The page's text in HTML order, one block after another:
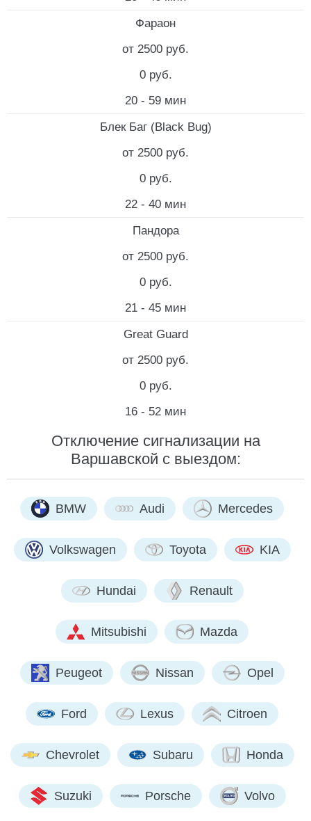
Фараон
от 2500 руб.
0 руб.
20 - 59 мин
Блек Баг (Black Bug)
от 2500 руб.
0 руб.
22 - 40 мин
Пандора
от 2500 руб.
0 руб.
21 - 45 мин
Great Guard
от 2500 руб.
0 руб.
16 - 52 мин
Отключение сигнализации на
Варшавской с выездом:
BMW Audi Mercedes
Volkswagen Toyota KIA
Hundai Renault
Mitsubishi Mazda
Peugeot Nissan Opel
Ford Lexus Citroen
Chevrolet Subaru Honda
Suzuki Porsche Volvo